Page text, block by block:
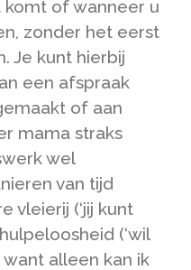
of wanneer u
zonder het eerst
Je kunt hierbij
een afspraak
of aan
mama straks
wel
van tijd
vleierij (‘jij kunt
(‘wil
alleen kan ik